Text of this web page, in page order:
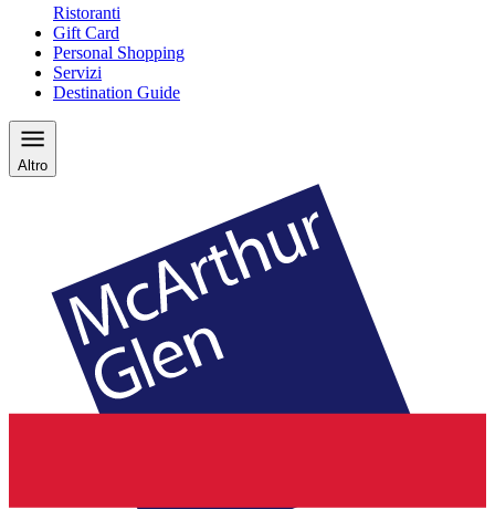
Ristoranti
Gift Card
Personal Shopping
Servizi
Destination Guide
Altro